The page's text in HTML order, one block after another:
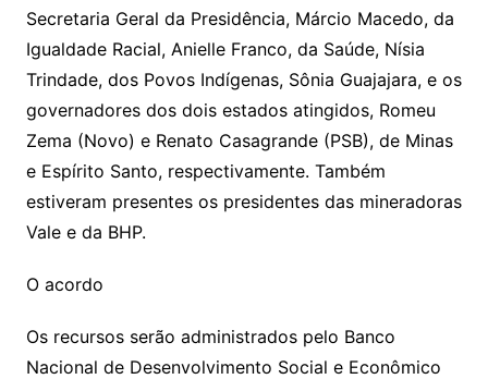
Secretaria Geral da Presidência, Márcio Macedo, da
Igualdade Racial, Anielle Franco, da Saúde, Nísia
Trindade, dos Povos Indígenas, Sônia Guajajara, e os
governadores dos dois estados atingidos, Romeu
Zema (Novo) e Renato Casagrande (PSB), de Minas
e Espírito Santo, respectivamente. Também
estiveram presentes os presidentes das mineradoras
Vale e da BHP.
O acordo
Os recursos serão administrados pelo Banco
Nacional de Desenvolvimento Social e Econômico